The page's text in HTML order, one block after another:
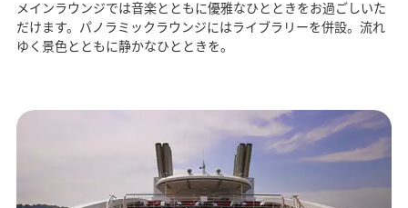
メインラウンジでは音楽とともに優雅なひとときをお過ごしいた
だけます。パノラミックラウンジにはライブラリーを併設。流れ
ゆく景色とともに静かなひとときを。